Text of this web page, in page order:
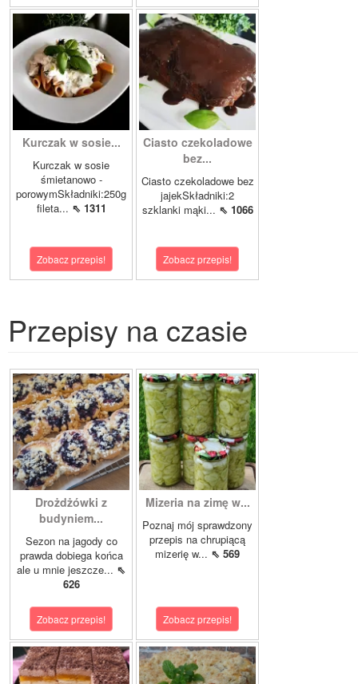
Kurczak w sosie...
Kurczak w sosie
śmietanowo -
porowymSkładniki:250g
fileta... ⇖ 1311
Zobacz przepis!
Ciasto czekoladowe
bez...
Ciasto czekoladowe bez
jajekSkładniki:2
szklanki mąki... ⇖ 1066
Zobacz przepis!
Przepisy na czasie
Drożdżówki z
budyniem...
Sezon na jagody co
prawda dobiega końca
ale u mnie jeszcze... ⇖
626
Zobacz przepis!
Mizeria na zimę w...
Poznaj mój sprawdzony
przepis na chrupiącą
mizerię w... ⇖ 569
Zobacz przepis!